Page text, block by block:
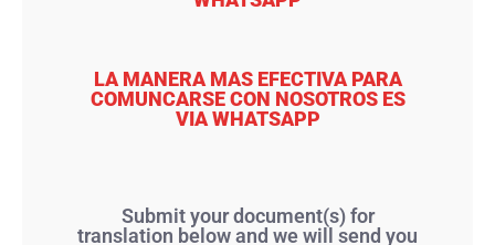
LA MANERA MAS EFECTIVA PARA
COMUNCARSE CON NOSOTROS ES
VIA WHATSAPP
Submit your document(s) for
translation below and we will send you